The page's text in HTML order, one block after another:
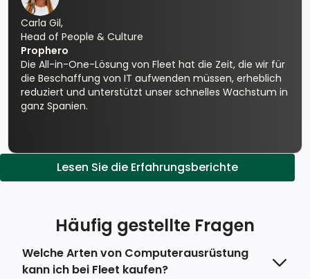
Carla Gil,
Head of People & Culture
Prophero
Die All-in-One-Lösung von Fleet hat die Zeit, die wir für
die Beschaffung von IT aufwenden müssen, erheblich
reduziert und unterstützt unser schnelles Wachstum in
ganz Spanien.
Lesen Sie die Erfahrungsberichte
Häufig gestellte Fragen
Welche Arten von Computerausrüstung
kann ich bei Fleet kaufen?